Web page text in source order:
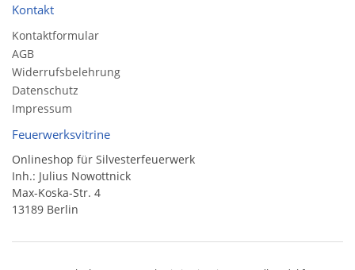
Kontakt
Kontaktformular
AGB
Widerrufsbelehrung
Datenschutz
Impressum
Feuerwerksvitrine
Onlineshop für Silvesterfeuerwerk
Inh.: Julius Nowottnick
Max-Koska-Str. 4
13189 Berlin